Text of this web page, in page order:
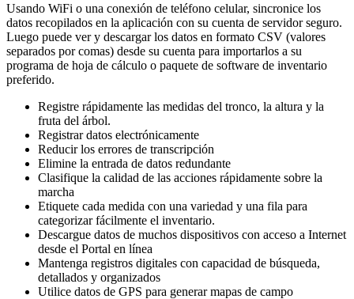
Usando WiFi o una conexión de teléfono celular, sincronice los
datos recopilados en la aplicación con su cuenta de servidor seguro.
Luego puede ver y descargar los datos en formato CSV (valores
separados por comas) desde su cuenta para importarlos a su
programa de hoja de cálculo o paquete de software de inventario
preferido.
Registre rápidamente las medidas del tronco, la altura y la
fruta del árbol.
Registrar datos electrónicamente
Reducir los errores de transcripción
Elimine la entrada de datos redundante
Clasifique la calidad de las acciones rápidamente sobre la
marcha
Etiquete cada medida con una variedad y una fila para
categorizar fácilmente el inventario.
Descargue datos de muchos dispositivos con acceso a Internet
desde el Portal en línea
Mantenga registros digitales con capacidad de búsqueda,
detallados y organizados
Utilice datos de GPS para generar mapas de campo